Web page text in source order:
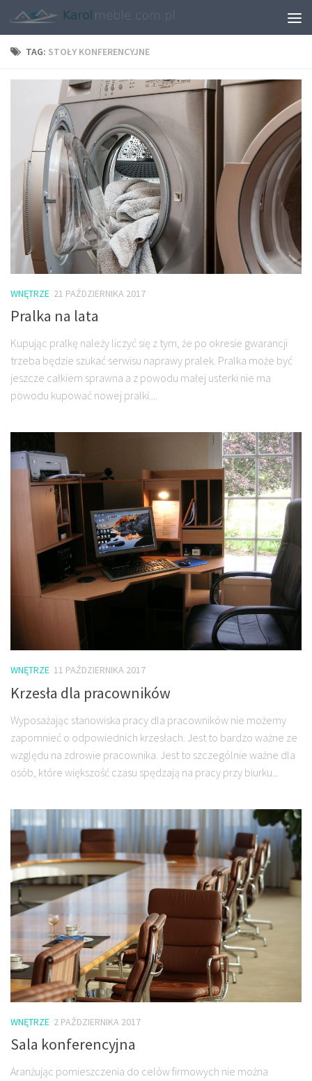
TAG: STOŁY KONFERENCYJNE
WNĘTRZE 21 PAŹDZIERNIKA 2017
Pralka na lata
Kupując pralkę należy liczyć się z tym, że po okresie gwarancji
trzeba będzie szukać serwisu naprawy pralek. Pralka może być
jeszcze całkiem sprawna a z powodu małej usterki nie ma
powodu kupować nowej pralki....
WNĘTRZE 11 PAŹDZIERNIKA 2017
Krzesła dla pracowników
Wyposażając stanowiska pracy dla pracowników nie możemy
zapomnieć o odpowiednich krzesłach. Jest to bardzo ważne ze
względu na zdrowie pracownika. Jest to szczególnie ważne dla
osób, które większość czasu spędzają na pracy przy biurku...
WNĘTRZE 2 PAŹDZIERNIKA 2017
Sala konferencyjna
Aranżując pomieszczenia do celów firmowych nie można